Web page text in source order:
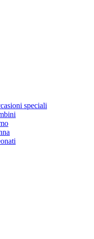
speciali